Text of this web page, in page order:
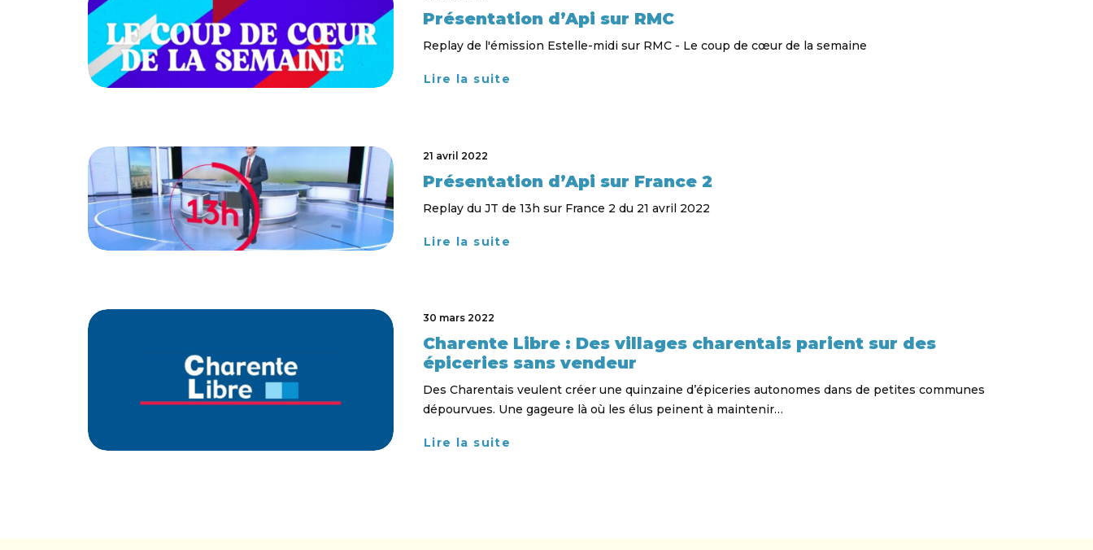
Présentation d’Api sur RMC
Replay de l'émission Estelle-midi sur RMC - Le coup de cœur de la semaine
Lire la suite
21 avril 2022
Présentation d’Api sur France 2
Replay du JT de 13h sur France 2 du 21 avril 2022
Lire la suite
30 mars 2022
Charente Libre : Des villages charentais parient sur des
épiceries sans vendeur
Des Charentais veulent créer une quinzaine d’épiceries autonomes dans de petites communes
dépourvues. Une gageure là où les élus peinent à maintenir…
Lire la suite